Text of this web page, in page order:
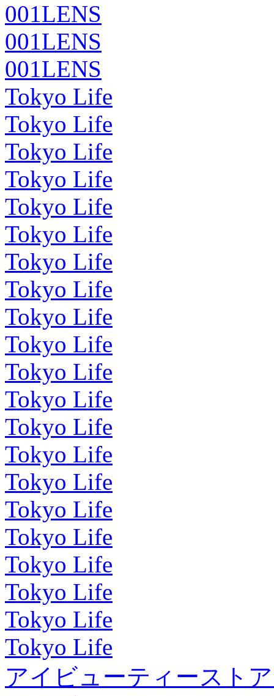
001LENS
001LENS
001LENS
Tokyo Life
Tokyo Life
Tokyo Life
Tokyo Life
Tokyo Life
Tokyo Life
Tokyo Life
Tokyo Life
Tokyo Life
Tokyo Life
Tokyo Life
Tokyo Life
Tokyo Life
Tokyo Life
Tokyo Life
Tokyo Life
Tokyo Life
Tokyo Life
Tokyo Life
Tokyo Life
Tokyo Life
アイビューティースト